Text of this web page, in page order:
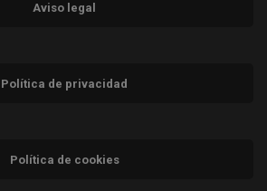
Aviso legal
Política de privacidad
Política de cookies